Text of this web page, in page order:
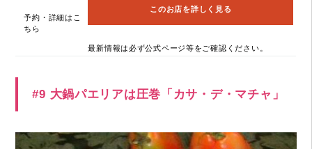
予約・詳細はこ
ちら
このお店を詳しく見る
最新情報は必ず公式ページ等をご確認ください。
#9 大鍋パエリアは圧巻「カサ・デ・マチャ」